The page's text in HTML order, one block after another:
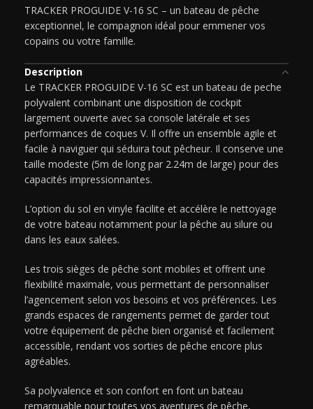
TRACKER PROGUIDE V-16 SC – un bateau de pêche
exceptionnel, le compagnon idéal pour emmener vos
copains ou votre famille.
Description
Le TRACKER PROGUIDE V-16 SC est un bateau de peche
polyvalent combinant une disposition de cockpit
largement ouverte avec sa console latérale et ses
performances de coques V. Il offre un ensemble agile et
facile à naviguer qui séduira tout pêcheur. Il conserve une
taille modeste (5m de long par 2.24m de large) pour des
capacités impressionnantes.
L’option du sol en vinyle facilite et accélère le nettoyage
de votre bateau notamment pour la pêche au silure ou
dans les eaux salées.
Les trois sièges de pêche sont mobiles et offrent une
flexibilité maximale, vous permettant de personnaliser
l’agencement selon vos besoins et vos préférences. Les
grands espaces de rangements permet de garder tout
votre équipement de pêche bien organisé et facilement
accessible, rendant vos sorties de pêche encore plus
agréables.
Sa polyvalence et son confort en font un bateau
remarquable pour toutes vos aventures de pêche,